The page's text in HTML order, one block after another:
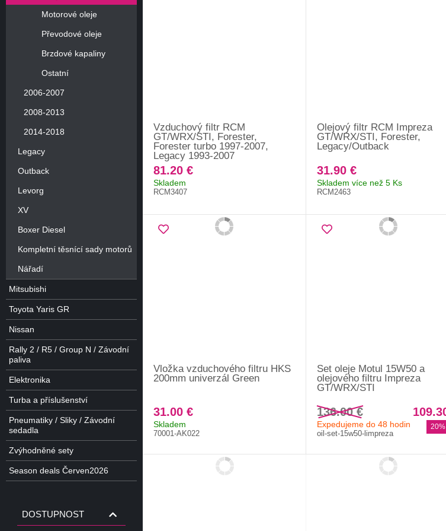
Motorové oleje
Převodové oleje
Brzdové kapaliny
Ostatní
2006-2007
2008-2013
2014-2018
Legacy
Outback
Levorg
XV
Boxer Diesel
Kompletní těsnící sady motorů
Nářadí
Mitsubishi
Toyota Yaris GR
Nissan
Rally 2 / R5 / Group N / Závodní
paliva
Elektronika
Turba a příslušenství
Pneumatiky / Sliky / Závodní
sedadla
Zvýhodněné sety
Season deals Červen2026
DOSTUPNOST
Vzduchový filtr RCM
GT/WRX/STI, Forester,
Forester turbo 1997-2007,
Legacy 1993-2007
81.20 €
Skladem
RCM3407
Olejový filtr RCM Impreza
GT/WRX/STI, Forester,
Legacy/Outback
31.90 €
Skladem více než 5 Ks
RCM2463
Vložka vzduchového filtru HKS
200mm univerzál Green
31.00 €
Skladem
70001-AK022
Set oleje Motul 15W50 a
olejového filtru Impreza
GT/WRX/STI
136.00 €
Expedujeme do 48 hodin
oil-set-15w50-limpreza